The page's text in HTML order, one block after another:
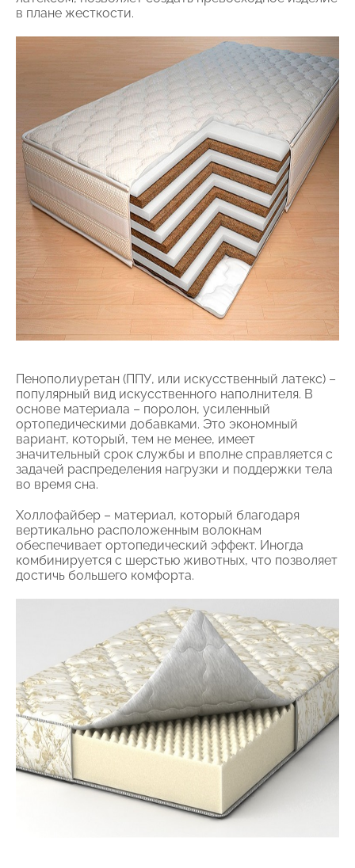
в плане жесткости.
Пенополиуретан (ППУ, или искусственный латекс) –
популярный вид искусственного наполнителя. В
основе материала – поролон, усиленный
ортопедическими добавками. Это экономный
вариант, который, тем не менее, имеет
значительный срок службы и вполне справляется с
задачей распределения нагрузки и поддержки тела
во время сна.
Холлофайбер – материал, который благодаря
вертикально расположенным волокнам
обеспечивает ортопедический эффект. Иногда
комбинируется с шерстью животных, что позволяет
достичь большего комфорта.